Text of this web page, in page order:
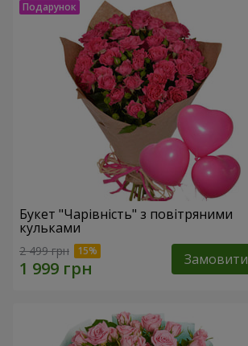
Букет "Чарівність" з повітряними
кульками
2 499 грн Замовити